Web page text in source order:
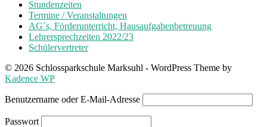
Stundenzeiten
Termine / Veranstaltungen
AG´s, Förderunterricht, Hausaufgabenbetreuung
Lehrersprechzeiten 2022/23
Schülervertreter
© 2026 Schlossparkschule Marksuhl - WordPress Theme by
Kadence WP
Benutzername oder E-Mail-Adresse
Passwort